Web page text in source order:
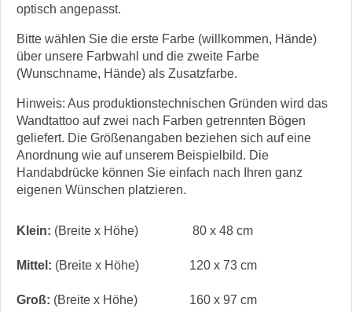
optisch angepasst.
Bitte wählen Sie die erste Farbe (willkommen, Hände)
über unsere Farbwahl und die zweite Farbe
(Wunschname, Hände) als Zusatzfarbe.
Hinweis: Aus produktionstechnischen Gründen wird das
Wandtattoo auf zwei nach Farben getrennten Bögen
geliefert. Die Größenangaben beziehen sich auf eine
Anordnung wie auf unserem Beispielbild. Die
Handabdrücke können Sie einfach nach Ihren ganz
eigenen Wünschen platzieren.
Klein: (Breite x Höhe) 80 x 48 cm
Mittel: (Breite x Höhe) 120 x 73 cm
Groß: (Breite x Höhe) 160 x 97 cm